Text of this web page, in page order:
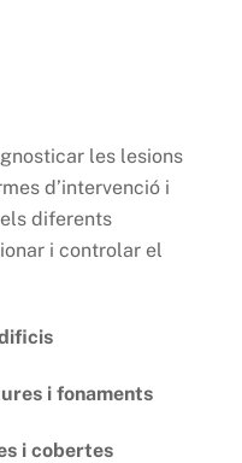
les lesions
d’intervenció i
diferents
i controlar el
i fonaments
i cobertes